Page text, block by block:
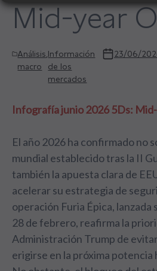
Mid-year
Análisis
macro
Información
de los
mercados
23/06/
Infografía junio 2026 5Ds:
El año 2026 ha confirmado no
mundial establecido tras la II
también la apuesta clara de
acelerar su estrategia de
operación Furia Épica, lanzada
28 de febrero, reafirma la
Administración Trump de
erigirse en la próxima potencia